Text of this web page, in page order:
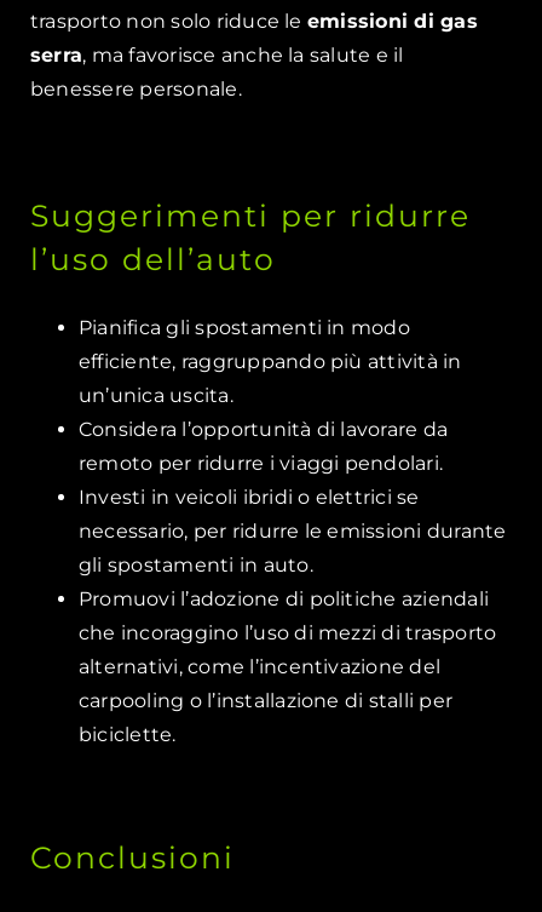
trasporto non solo riduce le emissioni di gas
serra, ma favorisce anche la salute e il
benessere personale.
Suggerimenti per ridurre
l’uso dell’auto
Pianifica gli spostamenti in modo
efficiente, raggruppando più attività in
un’unica uscita.
Considera l’opportunità di lavorare da
remoto per ridurre i viaggi pendolari.
Investi in veicoli ibridi o elettrici se
necessario, per ridurre le emissioni durante
gli spostamenti in auto.
Promuovi l’adozione di politiche aziendali
che incoraggino l’uso di mezzi di trasporto
alternativi, come l’incentivazione del
carpooling o l’installazione di stalli per
biciclette.
Conclusioni